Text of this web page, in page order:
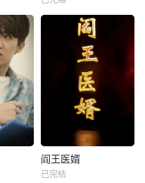
阎王医婿
已完结